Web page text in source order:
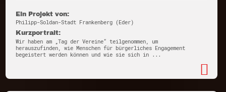
Ein Projekt von:
Philipp-Soldan-Stadt Frankenberg (Eder)
Kurzportrait:
Wir haben am „Tag der Vereine“ teilgenommen, um
herauszufinden, wie Menschen für bürgerliches Engagement
begeistert werden können und wie sie sich in ...